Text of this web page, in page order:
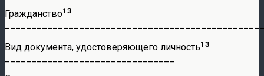
Гражданство13
Вид документа, удостоверяющего личность13